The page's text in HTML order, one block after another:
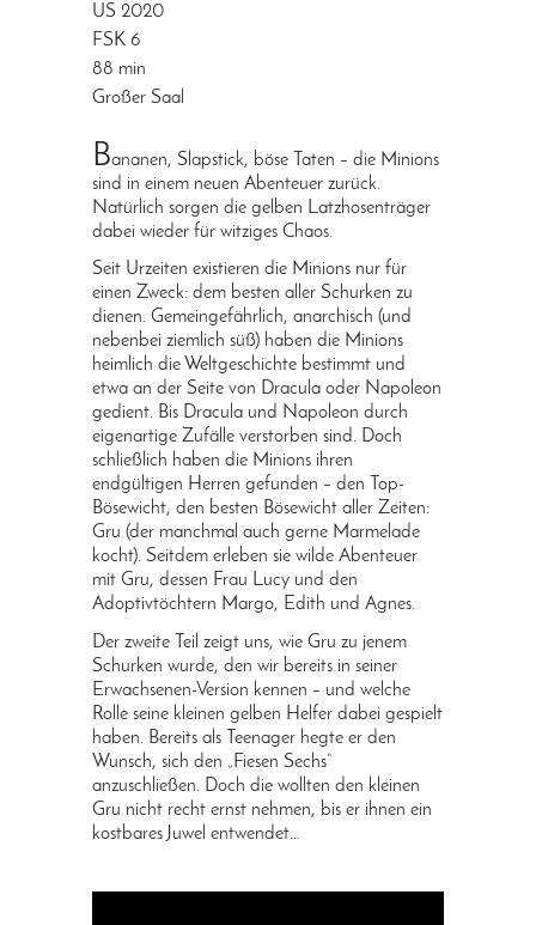
US 2020
FSK 6
88 min
Großer Saal
Bananen, Slapstick, böse Taten – die Minions
sind in einem neuen Abenteuer zurück.
Natürlich sorgen die gelben Latzhosenträger
dabei wieder für witziges Chaos.
Seit Urzeiten existieren die Minions nur für
einen Zweck: dem besten aller Schurken zu
dienen. Gemeingefährlich, anarchisch (und
nebenbei ziemlich süß) haben die Minions
heimlich die Weltgeschichte bestimmt und
etwa an der Seite von Dracula oder Napoleon
gedient. Bis Dracula und Napoleon durch
eigenartige Zufälle verstorben sind. Doch
schließlich haben die Minions ihren
endgültigen Herren gefunden – den Top-
Bösewicht, den besten Bösewicht aller Zeiten:
Gru (der manchmal auch gerne Marmelade
kocht). Seitdem erleben sie wilde Abenteuer
mit Gru, dessen Frau Lucy und den
Adoptivtöchtern Margo, Edith und Agnes.
Der zweite Teil zeigt uns, wie Gru zu jenem
Schurken wurde, den wir bereits in seiner
Erwachsenen-Version kennen – und welche
Rolle seine kleinen gelben Helfer dabei gespielt
haben. Bereits als Teenager hegte er den
Wunsch, sich den „Fiesen Sechs“
anzuschließen. Doch die wollten den kleinen
Gru nicht recht ernst nehmen, bis er ihnen ein
kostbares Juwel entwendet…